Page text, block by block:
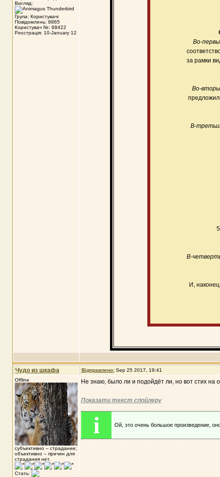
Вигляд:
Група: Користувачі
Повідомлень: 8865
Користувач №: 68422
Реєстрація: 10-January 12
Во-
за рамки
Во-
В-
В-
И,
Чудо из шкафа Відправлено: Sep 25 2017, 19:41
Offline
субъективно – страдание;
объективно – причин для
страдания нет.
Стать:
Не знаю, было ли и подойдёт ли, но вот стих на
Показати текст спойлеру
i Ой, это очень большое произведение,